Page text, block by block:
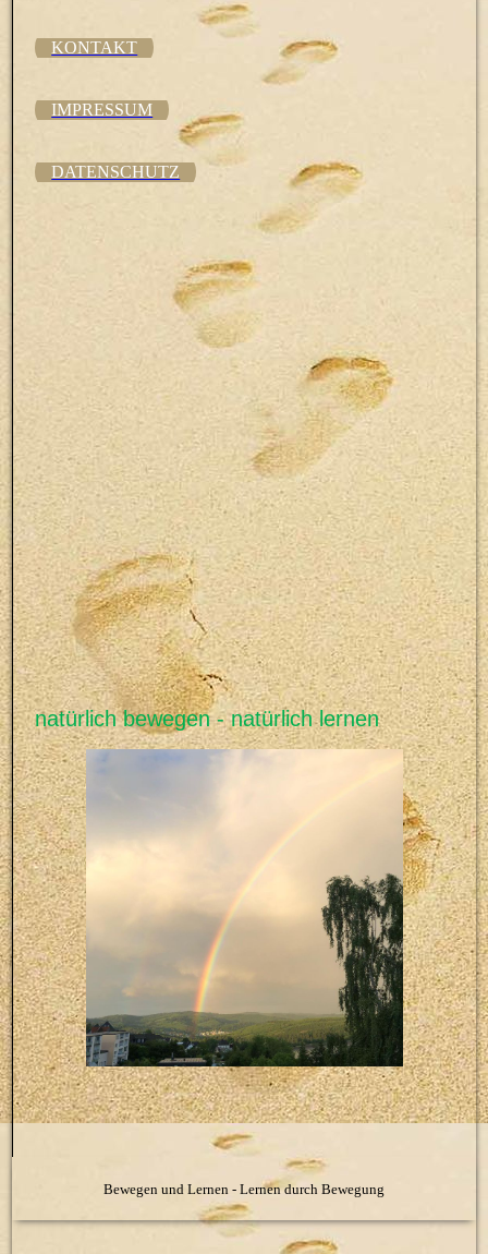
KONTAKT
IMPRESSUM
DATENSCHUTZ
natürlich bewegen - natürlich lernen
Bewegen und Lernen - Lernen durch Bewegung